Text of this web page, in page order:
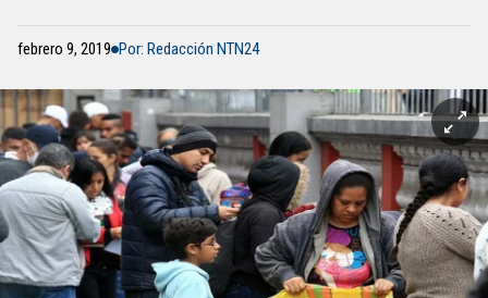
febrero 9, 2019 Por: Redacción NTN24